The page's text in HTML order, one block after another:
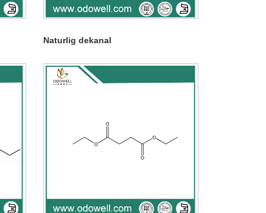
Naturlig dekanal